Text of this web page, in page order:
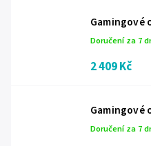
Gamingové
Doručení za 7
2 409 Kč
Gamingové
Doručení za 7